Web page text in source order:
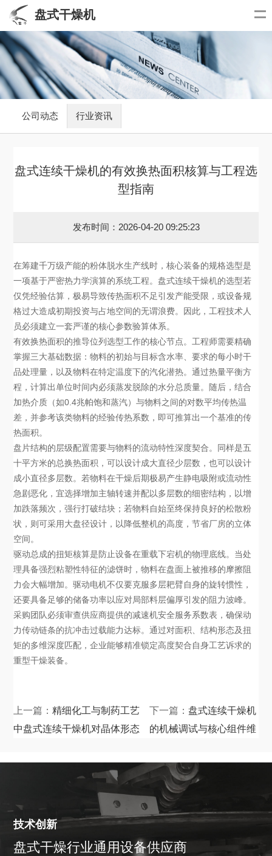
盘式干燥机
公司动态 行业资讯
盘式连续干燥机的有效换热面积核算与工程选
型指南
发布时间：2026-04-20 09:25:23
在筹建千万级产能的粉体脱水生产线时，核心装备的规格选型是
一项基于严密热力学演算的系统工程。盘式连续干燥机的选型若
仅凭经验估算，极易导致传热面积不足引发产能受限，或设备规
格过大造成初期投资与占地空间的无谓浪费。因此，工程技术人
员必须建立一套严谨的核心参数验算体系。
有效换热面积的推导位列选型工作的核心节点。工程师需要精确
掌握三大基础数据：物料的初始与目标含水率、要求的每小时干
品处理量，以及物料在特定温度下的汽化潜热。通过热量平衡方
程，计算出单位时间内必须蒸发脱除的水分总质量。随后，结合
加热介质（如0.4兆帕饱和蒸汽）与物料之间的对数平均传热温
差，并参考该类物料的经验传热系数，即可推算出一个基准的传
热面积。
盘片结构的层级配置需要与物料的流动特性深度契合。同样是五
十平方米的总换热面积，可以设计成大直径少层数，也可以设计
成小直径多层数。若物料在干燥后期极易产生静电吸附或流动性
急剧恶化，宜选择增加主轴转速并配以多层数的细密结构，以增
加跌落频次，强行打破结块；若物料自始至终保持良好的松散粉
状，则可采用大盘径设计，以降低整机的高度，节省厂房的立体
空间。
驱动总成的扭矩核算是防止设备在重载下宕机的物理底线。当处
理具备强烈粘塑性特征的滤饼时，物料在盘面上被推移的摩擦阻
力会大幅增加。驱动电机不仅要克服多层耙臂自身的旋转惯性，
还要具备足够的储备功率以应对局部料层偏厚引发的阻力波峰。
采购团队必须审查供应商提供的减速机安全服务系数表，确保动
力传动链条的抗冲击过载能力达标。通过对面积、结构形态及扭
矩的多维深度匹配，企业能够精准锁定高度契合自身工艺诉求的
重型干燥装备。
上一篇：精细化工与制药工艺
中盘式连续干燥机对晶体形态
下一篇： 盘式连续干燥机
的机械调试与核心组件维
技术创新
盘式干燥行业通用设备供应商